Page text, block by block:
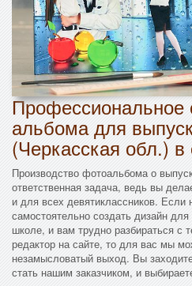
Профессиональное
альбома для
(Черкасская обл.)
Производство фотоальбома о
ответственная задача, ведь вы
и для всех девятиклассников. Если
самостоятельно создать дизайн
школе, и вам трудно разбираться с
редактор на сайте, то для вас мы
незамысловатый выход. Вы
стать нашим заказчиком, и